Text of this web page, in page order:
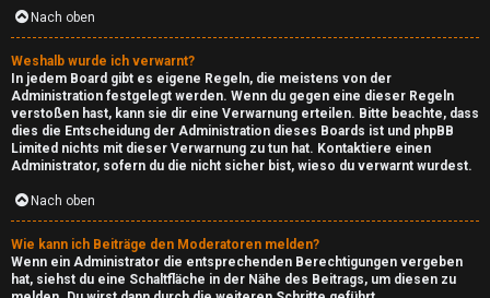
Nach oben
Weshalb wurde ich verwarnt?
In jedem Board gibt es eigene Regeln, die meistens von der
Administration festgelegt werden. Wenn du gegen eine dieser Regeln
verstoßen hast, kann sie dir eine Verwarnung erteilen. Bitte beachte, dass
dies die Entscheidung der Administration dieses Boards ist und phpBB
Limited nichts mit dieser Verwarnung zu tun hat. Kontaktiere einen
Administrator, sofern du die nicht sicher bist, wieso du verwarnt wurdest.
Nach oben
Wie kann ich Beiträge den Moderatoren melden?
Wenn ein Administrator die entsprechenden Berechtigungen vergeben
hat, siehst du eine Schaltfläche in der Nähe des Beitrags, um diesen zu
A
l
l
g
e
m
e